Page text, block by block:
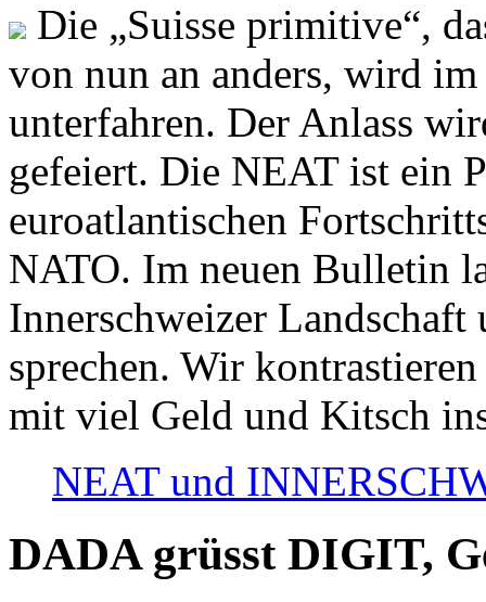
Die „Suisse primitive“,
von nun an anders, wird
unterfahren. Der Anlass
gefeiert. Die NEAT ist ein
euroatlantischen
NATO. Im neuen Bulletin
Innerschweizer
sprechen. Wir
mit viel Geld und Kitsch
NEAT und
DADA grüsst DIGIT,